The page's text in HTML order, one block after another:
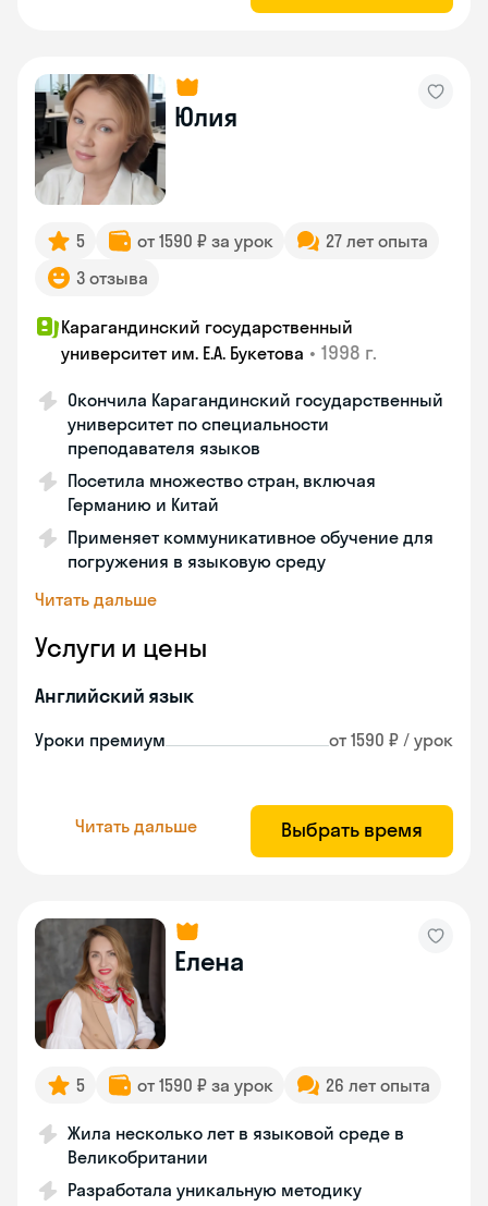
Юлия
5 от 1590 ₽ за урок
27 лет опыта
3 отзыва
Карагандинский государственный
университет им. Е.А. Букетова • 1998 г.
Окончила Карагандинский государственный
университет по специальности
преподавателя языков
Посетила множество стран, включая
Германию и Китай
Применяет коммуникативное обучение для
погружения в языковую среду
Читать дальше
Услуги и цены
Английский язык
Уроки премиум от 1590 ₽ / урок
Читать дальше Выбрать время
Елена
5 от 1590 ₽ за урок 26 лет опыта
Жила несколько лет в языковой среде в
Великобритании
Разработала уникальную методику